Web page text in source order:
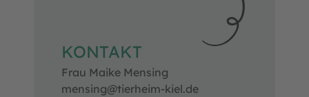
KONTAKT
Frau Maike Mensing
mensing@tierheim-kiel.de